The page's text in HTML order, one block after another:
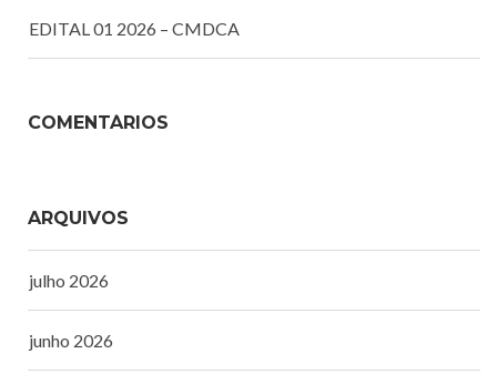
EDITAL 01 2026 – CMDCA
COMENTÁRIOS
ARQUIVOS
julho 2026
junho 2026